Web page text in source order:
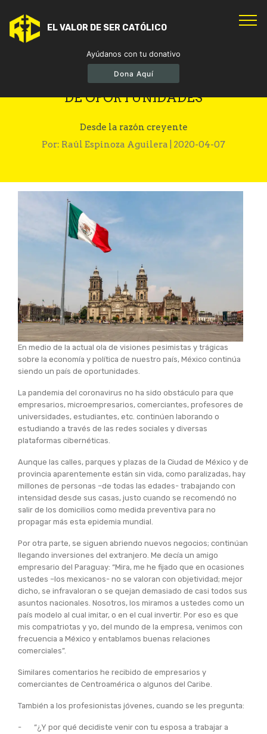
EL VALOR DE SER CATÓLICO
Ayúdanos con tu donativo
Dona Aquí
MÉXICO: SIGUE SIENDO UN PAÍS
DE OPORTUNIDADES
Desde la razón creyente
Por: Raúl Espinoza Aguilera | 2020-04-07
En medio de la actual ola de visiones pesimistas y trágicas
sobre la economía y política de nuestro país, México continúa
siendo un país de oportunidades.
La pandemia del coronavirus no ha sido obstáculo para que
empresarios, microempresarios, comerciantes, profesores de
universidades, estudiantes, etc. continúen laborando o
estudiando a través de las redes sociales y diversas
plataformas cibernéticas.
Aunque las calles, parques y plazas de la Ciudad de México y de
provincia aparentemente están sin vida, como paralizadas, hay
millones de personas –de todas las edades- trabajando con
intensidad desde sus casas, justo cuando se recomendó no
salir de los domicilios como medida preventiva para no
propagar más esta epidemia mundial.
Por otra parte, se siguen abriendo nuevos negocios; continúan
llegando inversiones del extranjero. Me decía un amigo
empresario del Paraguay: “Mira, me he fijado que en ocasiones
ustedes –los mexicanos- no se valoran con objetividad; mejor
dicho, se infravaloran o se quejan demasiado de casi todos sus
asuntos nacionales. Nosotros, los miramos a ustedes como un
país modelo al cual imitar, o en el cual invertir. Por eso es que
mis compatriotas y yo, del mundo de la empresa, venimos con
frecuencia a México y entablamos buenas relaciones
comerciales”.
Similares comentarios he recibido de empresarios y
comerciantes de Centroamérica o algunos del Caribe.
También a los profesionistas jóvenes, cuando se les pregunta:
- “¿Y por qué decidiste venir con tu esposa a trabajar a